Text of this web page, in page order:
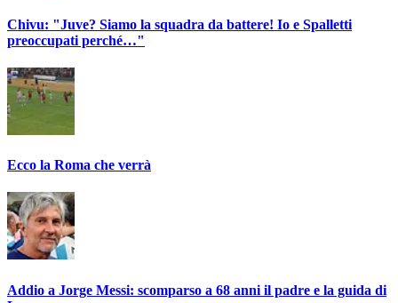
Chivu: "Juve? Siamo la squadra da battere! Io e Spalletti
preoccupati perché…"
Ecco la Roma che verrà
Addio a Jorge Messi: scomparso a 68 anni il padre e la guida di